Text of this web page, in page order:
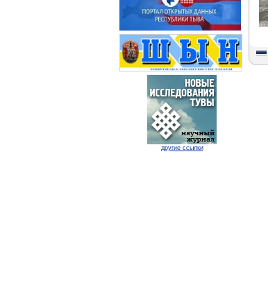
другие ссылки